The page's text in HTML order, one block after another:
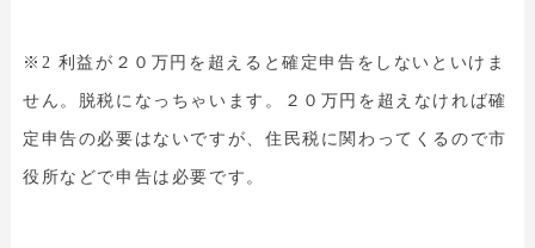
※2 利益が２０万円を超えると確定申告をしないといけま
せん。脱税になっちゃいます。２０万円を超えなければ確
定申告の必要はないですが、住民税に関わってくるので市
役所などで申告は必要です。